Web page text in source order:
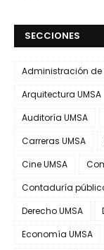
SECCIONES
Administración de
Arquitectura UMSA
Auditoría UMSA
Carreras UMSA
Cine UMSA
Contaduría
Derecho UMSA
Economía UMSA